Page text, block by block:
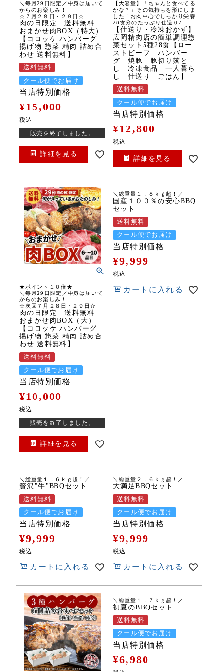
＼毎月29日限定／中身は届いて
からのお楽しみ！
☆７月２８日・２９日☆
肉の日限定 送料無料
おまかせ肉BOX（特大）
【コロッケ ハンバーグ
揚げ物 惣菜 精肉 詰め合
わせ 送料無料】
送料無料
クール便でお届け
当店特別価格
¥15,000
税込
販売を終了しました。
詳細を見る
【大容量】「ちゃんと食べてる
かな？」その気持ちを形にしま
した！お肉中心でしっかり栄養
28食分のたっぷり仕送り♪
【仕送り・冷凍おかず】
広岡精肉店の簡単調理惣
菜セット5種28食【ロー
ストビーフ ハンバー
グ 焼豚 豚切り落と
し 冷凍食品 一人暮ら
し 仕送り ごはん】
送料無料
クール便でお届け
当店特別価格
¥12,800
税込
詳細を見る
★ポイント１０倍★
＼毎月29日限定／中身は届いて
からのお楽しみ！
☆次回７月２８日・２９日☆
肉の日限定 送料無料
おまかせ肉BOX（大）
【コロッケ ハンバーグ
揚げ物 惣菜 精肉 詰め合
わせ 送料無料】
送料無料
クール便でお届け
当店特別価格
¥10,000
税込
販売を終了しました。
詳細を見る
＼総重量１．８ｋｇ超！／
国産１００％の安心BBQ
セット
送料無料
クール便でお届け
当店特別価格
¥9,999
税込
カートに入れる
＼総重量１．６ｋｇ超！／
贅沢"牛"BBQセット
送料無料
クール便でお届け
当店特別価格
¥9,999
税込
カートに入れる
＼総重量２．６ｋｇ超！／
大満足BBQセット
送料無料
クール便でお届け
当店特別価格
¥9,999
税込
カートに入れる
＼総重量１．７ｋｇ超！／
初夏のBBQセット
送料無料
クール便でお届け
当店特別価格
¥6,980